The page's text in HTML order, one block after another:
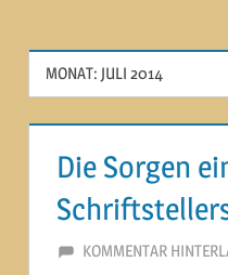
MONAT: JULI 2014
Die Sorgen
21. JULI 2014
MARTINA BERG
KOMMENTAR